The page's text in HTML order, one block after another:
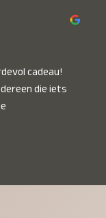
cadeau!
die iets